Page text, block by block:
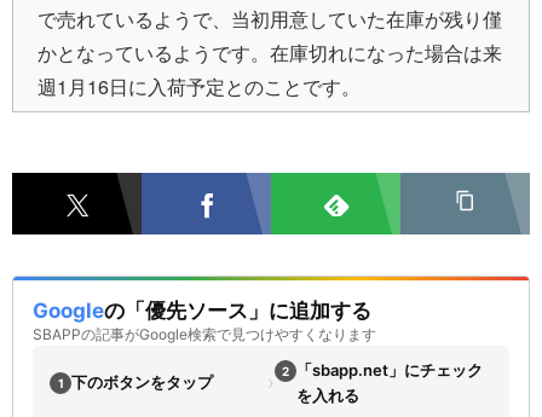
で売れているようで、当初用意していた在庫が残り僅
かとなっているようです。在庫切れになった場合は来
週1月16日に入荷予定とのことです。
Googleの「優先ソース」に追加する
SBAPPの記事がGoogle検索で見つけやすくなります
1 下のボタンをタップ › 2
「sbapp.net」にチェック
を入れる